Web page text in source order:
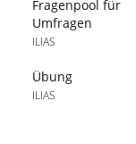
Fragenpool für
Umfragen
ILIAS
Übung
ILIAS